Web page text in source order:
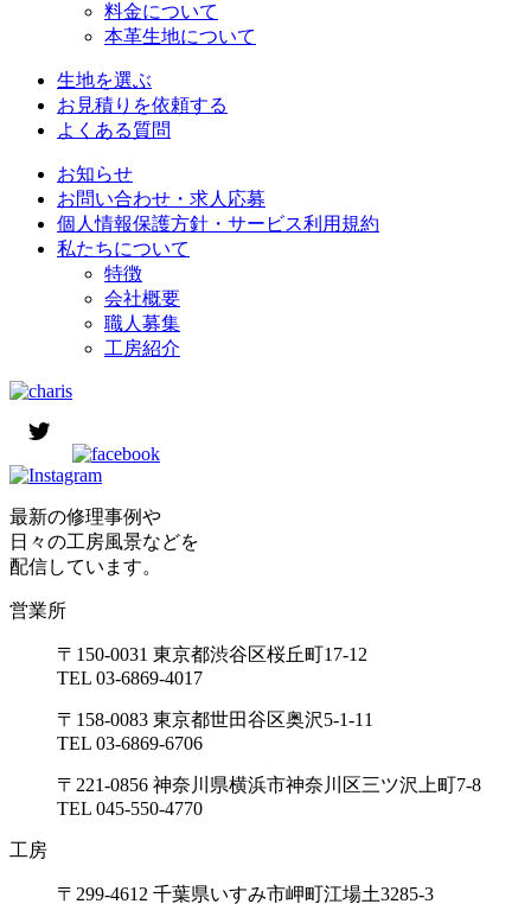
料金について
本革生地について
生地を選ぶ
お見積りを依頼する
よくある質問
お知らせ
お問い合わせ・求人応募
個人情報保護方針・サービス利用規約
私たちについて
特徴
会社概要
職人募集
工房紹介
最新の修理事例や
日々の工房風景などを
配信しています。
営業所
〒150-0031 東京都渋谷区桜丘町17-12
TEL 03-6869-4017
〒158-0083 東京都世田谷区奥沢5-1-11
TEL 03-6869-6706
〒221-0856 神奈川県横浜市神奈川区三ツ沢上町7-8
TEL 045-550-4770
工房
〒299-4612 千葉県いすみ市岬町江場土3285-3